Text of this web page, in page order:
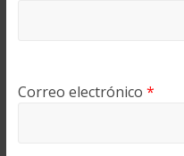
Correo electrónico *